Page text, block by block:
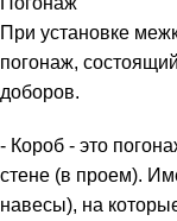
При установке
погонаж, состоящий из стойки короба,
доборов.
- Короб - это
стене (в проем).
навесы), на